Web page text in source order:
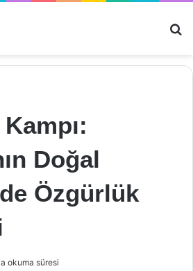
Doğal
Özgürlük
okuma süresi